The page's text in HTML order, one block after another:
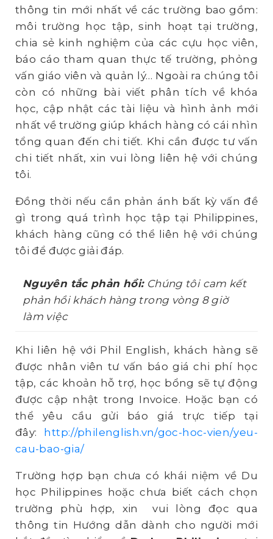
thông tin mới nhất về các trường bao gồm:
môi trường học tập, sinh hoạt tại trường,
chia sẻ kinh nghiệm của các cựu học viên,
báo cáo tham quan thực tế trường, phỏng
vấn giáo viên và quản lý… Ngoài ra chúng tôi
còn có những bài viết phân tích về khóa
học, cập nhật các tài liệu và hình ảnh mới
nhất về trường giúp khách hàng có cái nhìn
tổng quan đến chi tiết. Khi cần được tư vấn
chi tiết nhất, xin vui lòng liên hệ với chúng
tôi.
Đồng thời nếu cần phản ánh bất kỳ vấn đề
gì trong quá trình học tập tại Philippines,
khách hàng cũng có thể liên hệ với chúng
tôi để được giải đáp.
Nguyên tắc phản hồi: Chúng tôi cam kết
phản hồi khách hàng trong vòng 8 giờ
làm việc
Khi liên hệ với Phil English, khách hàng sẽ
được nhân viên tư vấn báo giá chi phí học
tập, các khoản hỗ trợ, học bổng sẽ tự động
được cập nhật trong Invoice. Hoặc bạn có
thể yêu cầu gửi báo giá trực tiếp tại
đây:
http://philenglish.vn/goc-hoc-vien/yeu-
cau-bao-gia/
Trường hợp bạn chưa có khái niệm về Du
học Philippines hoặc chưa biết cách chọn
trường phù hợp, xin vui lòng đọc qua
thông tin Hướng dẫn dành cho người mới